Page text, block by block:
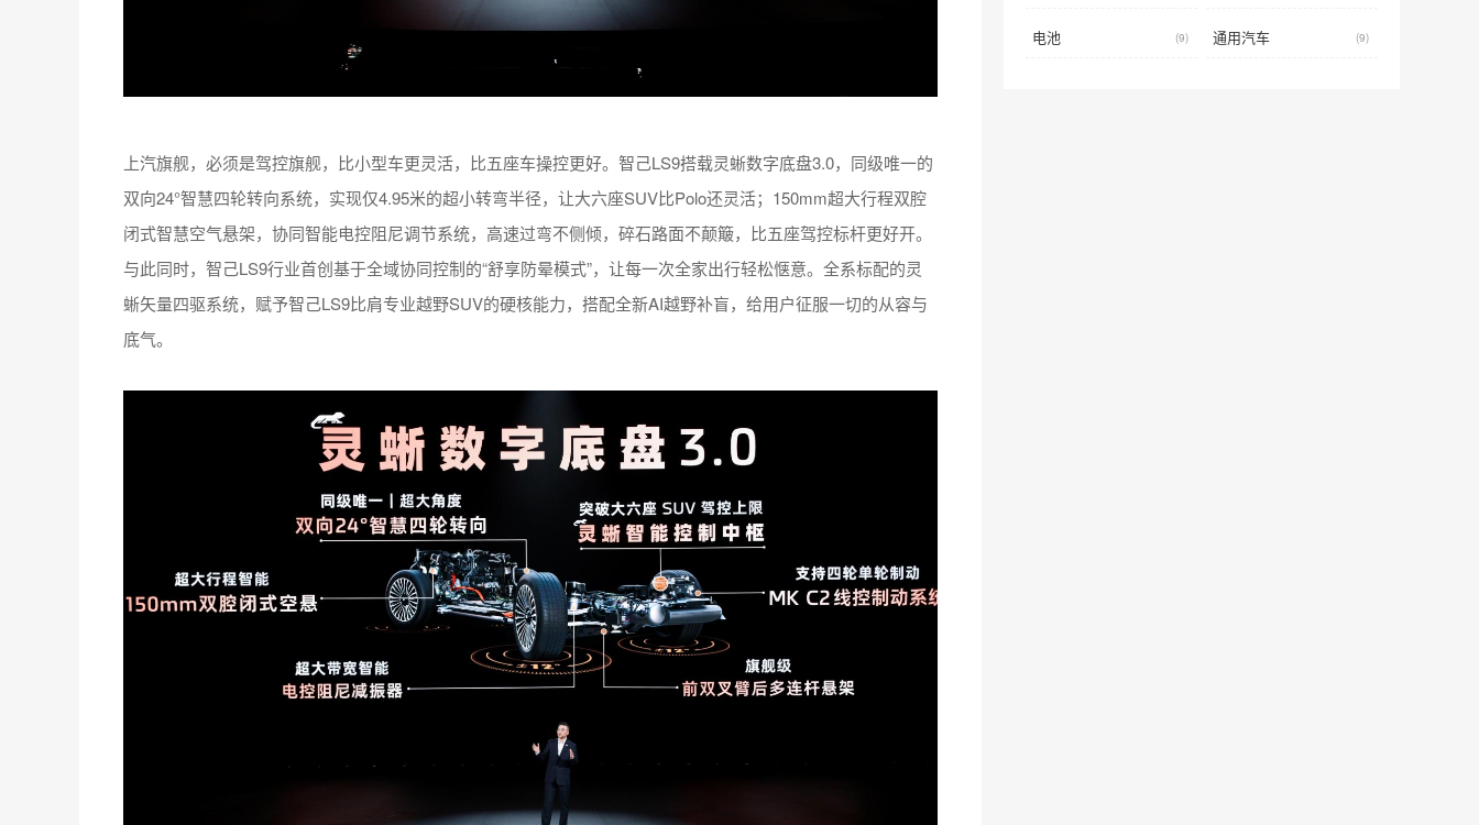
上汽旗舰，必须是驾控旗舰，比小型车更灵活，比五座车操控更好。智己LS9搭载灵蜥数字底盘3.0，同级唯一的
双向24°智慧四轮转向系统，实现仅4.95米的超小转弯半径，让大六座SUV比Polo还灵活；150mm超大行程双腔
闭式智慧空气悬架，协同智能电控阻尼调节系统，高速过弯不侧倾，碎石路面不颠簸，比五座驾控标杆更好开。
与此同时，智己LS9行业首创基于全域协同控制的“舒享防晕模式”，让每一次全家出行轻松惬意。全系标配的灵
蜥矢量四驱系统，赋予智己LS9比肩专业越野SUV的硬核能力，搭配全新AI越野补盲，给用户征服一切的从容与
底气。
电池 (9) 通用汽车 (9)